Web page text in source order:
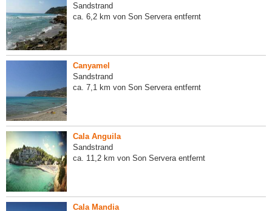
Sandstrand
ca. 6,2 km von Son Servera entfernt
Canyamel
Sandstrand
ca. 7,1 km von Son Servera entfernt
Cala Anguila
Sandstrand
ca. 11,2 km von Son Servera entfernt
Cala Mandia